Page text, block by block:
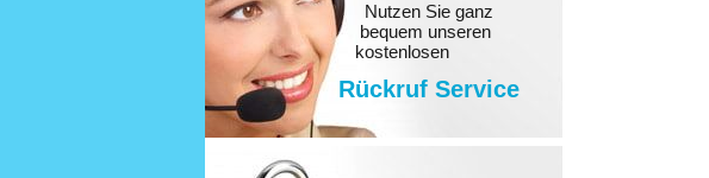
Nutzen Sie ganz
bequem unseren
kostenlosen
Rückruf Service